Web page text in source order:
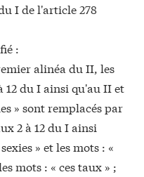
I de l'article 278
:
alinéa du II, les
12 du I ainsi qu'au II et
» sont remplacés par
2 à 12 du I ainsi
» et les mots : «
mots : « ces taux » ;